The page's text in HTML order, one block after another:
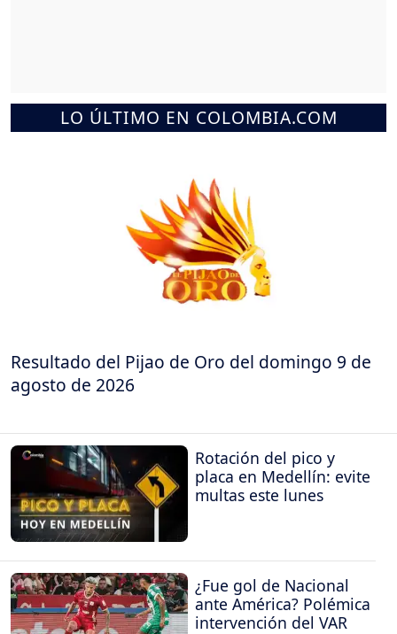
LO ÚLTIMO EN COLOMBIA.COM
Resultado del Pijao de Oro del domingo 9 de
agosto de 2026
Rotación del pico y
placa en Medellín: evite
multas este lunes
¿Fue gol de Nacional
ante América? Polémica
intervención del VAR